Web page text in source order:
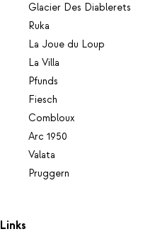
Glacier Des Diablerets
Ruka
La Joue du Loup
La Villa
Pfunds
Fiesch
Combloux
Arc 1950
Valata
Pruggern
Links